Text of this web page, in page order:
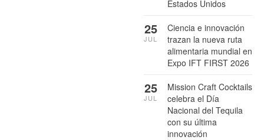
Estados Unidos
Ciencia e innovación
trazan la nueva ruta
alimentaria mundial en
Expo IFT FIRST 2026
25
JUL
Mission Craft Cocktails
celebra el Día
Nacional del Tequila
con su última
innovación
25
JUL